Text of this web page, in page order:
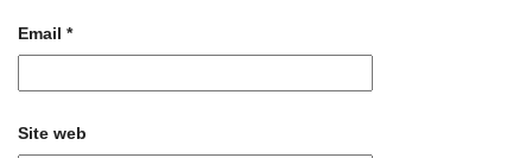
Email *
Site web